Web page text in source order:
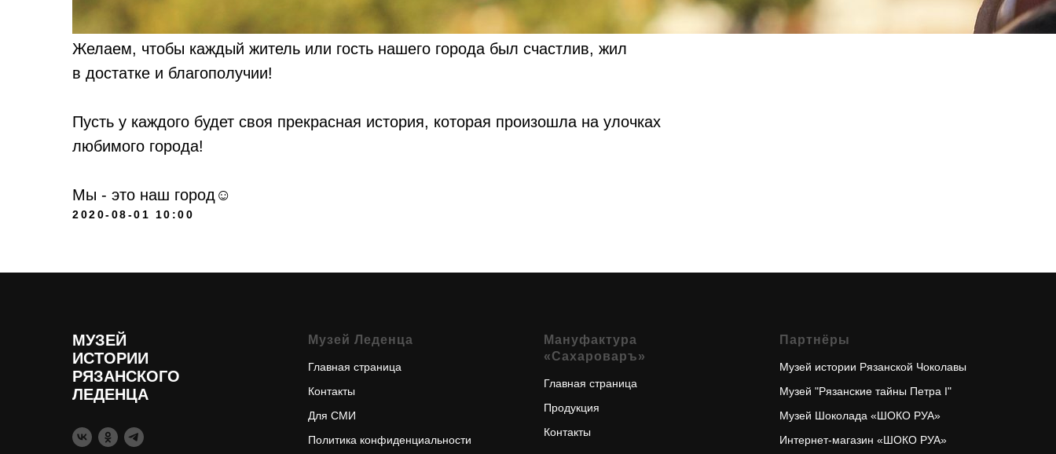
Желаем, чтобы каждый житель или гость нашего города был счастлив, жил
в достатке и благополучии!
Пусть у каждого будет своя прекрасная история, которая произошла на улочках
любимого города!
Мы - это наш город☺️
2020-08-01 10:00
МУЗЕЙ
ИСТОРИИ
РЯЗАНСКОГО
ЛЕДЕНЦА
Музей Леденца
Главная страница
Контакты
Для СМИ
Политика конфиденциальности
Мануфактура
«Сахароваръ»
Главная страница
Продукция
Контакты
Партнёры
Музей истории Рязанской Чоколавы
Музей "Рязанские тайны Петра I"
Музей Шоколада «ШОКО РУА»
Интернет-магазин «ШОКО РУА»